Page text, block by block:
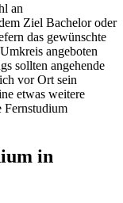
an
Ziel Bachelor oder
das gewünschte
angeboten
sollten angehende
vor Ort sein
etwas weitere
Fernstudium
in